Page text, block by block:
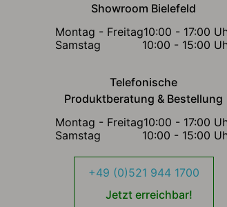
Showroom Bielefeld
Montag - Freitag10:00 - 17:00
Samstag
10:00 - 15:00
Telefonische
Produktberatung & Bestellung
Montag - Freitag10:00 - 17:00
Samstag
10:00 - 15:00
+49 (0)521 944 1700
Jetzt erreichbar!